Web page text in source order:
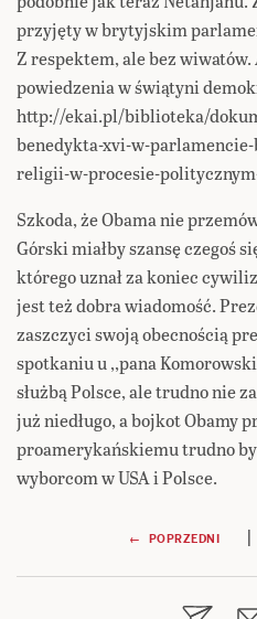
przyjęty w brytyjskim
Z respektem, ale bez wiwatów.
powiedzenia w świątyni
http://ekai.pl/biblioteka/
benedykta-xvi-w-
religii-w-procesie-
Szkoda, że Obama nie
Górski miałby szansę czegoś
którego uznał za koniec
jest też dobra wiadomość.
zaszczyci swoją obecnością
spotkaniu u ,,pana
służbą Polsce, ale trudno nie
już niedługo, a bojkot Obamy
proamerykańskiemu trudno
wyborcom w USA i Polsce.
Nawigacja
wpisu
← POPRZEDNI |